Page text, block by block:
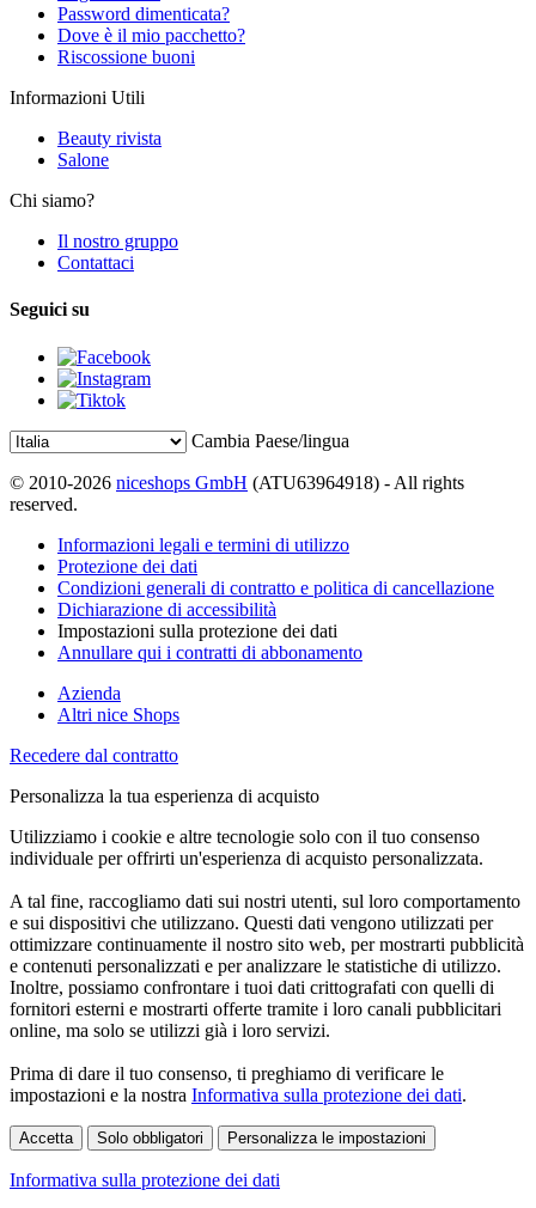
Password dimenticata?
Dove è il mio pacchetto?
Riscossione buoni
Informazioni Utili
Beauty rivista
Salone
Chi siamo?
Il nostro gruppo
Contattaci
Seguici su
Cambia Paese/lingua
© 2010-2026 niceshops GmbH (ATU63964918) - All rights
reserved.
Informazioni legali e termini di utilizzo
Protezione dei dati
Condizioni generali di contratto e politica di cancellazione
Dichiarazione di accessibilità
Impostazioni sulla protezione dei dati
Annullare qui i contratti di abbonamento
Azienda
Altri nice Shops
Recedere dal contratto
Personalizza la tua esperienza di acquisto
Utilizziamo i cookie e altre tecnologie solo con il tuo consenso
individuale per offrirti un'esperienza di acquisto personalizzata.
A tal fine, raccogliamo dati sui nostri utenti, sul loro comportamento
e sui dispositivi che utilizzano. Questi dati vengono utilizzati per
ottimizzare continuamente il nostro sito web, per mostrarti pubblicità
e contenuti personalizzati e per analizzare le statistiche di utilizzo.
Inoltre, possiamo confrontare i tuoi dati crittografati con quelli di
fornitori esterni e mostrarti offerte tramite i loro canali pubblicitari
online, ma solo se utilizzi già i loro servizi.
Prima di dare il tuo consenso, ti preghiamo di verificare le
impostazioni e la nostra Informativa sulla protezione dei dati.
Accetta Solo obbligatori Personalizza le impostazioni
Informativa sulla protezione dei dati